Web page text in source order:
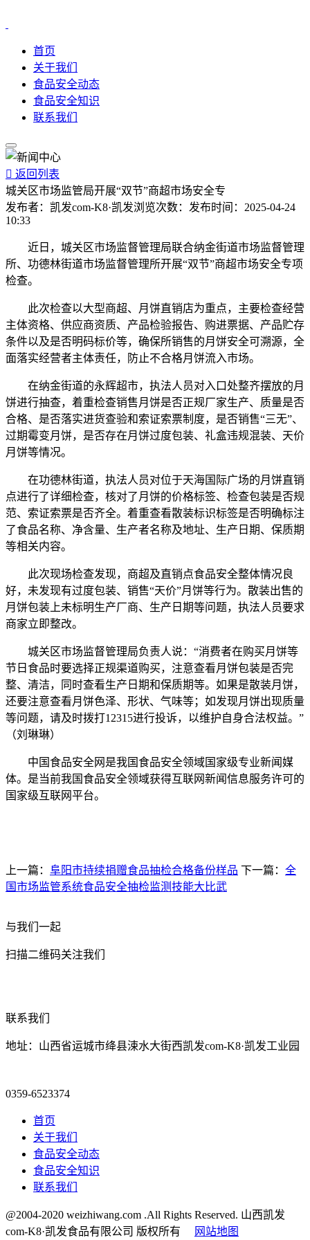
首页
关于我们
食品安全动态
食品安全知识
联系我们
 返回列表
城关区市场监管局开展“双节”商超市场安全专
发布者： 凯发com-K8·凯发浏览次数： 发布时间： 2025-04-24
10:33
近日，城关区市场监督管理局联合纳金街道市场监督管理
所、功德林街道市场监督管理所开展“双节”商超市场安全专项
检查。
此次检查以大型商超、月饼直销店为重点，主要检查经营
主体资格、供应商资质、产品检验报告、购进票据、产品贮存
条件以及是否明码标价等，确保所销售的月饼安全可溯源，全
面落实经营者主体责任，防止不合格月饼流入市场。
在纳金街道的永辉超市，执法人员对入口处整齐摆放的月
饼进行抽查，着重检查销售月饼是否正规厂家生产、质量是否
合格、是否落实进货查验和索证索票制度，是否销售“三无”、
过期霉变月饼，是否存在月饼过度包装、礼盒违规混装、天价
月饼等情况。
在功德林街道，执法人员对位于天海国际广场的月饼直销
点进行了详细检查，核对了月饼的价格标签、检查包装是否规
范、索证索票是否齐全。着重查看散装标识标签是否明确标注
了食品名称、净含量、生产者名称及地址、生产日期、保质期
等相关内容。
此次现场检查发现，商超及直销点食品安全整体情况良
好，未发现有过度包装、销售“天价”月饼等行为。散装出售的
月饼包装上未标明生产厂商、生产日期等问题，执法人员要求
商家立即整改。
城关区市场监督管理局负责人说：“消费者在购买月饼等
节日食品时要选择正规渠道购买，注意查看月饼包装是否完
整、清洁，同时查看生产日期和保质期等。如果是散装月饼，
还要注意查看月饼色泽、形状、气味等；如发现月饼出现质量
等问题，请及时拨打12315进行投诉，以维护自身合法权益。”
（刘琳琳）
中国食品安全网是我国食品安全领域国家级专业新闻媒
体。是当前我国食品安全领域获得互联网新闻信息服务许可的
国家级互联网平台。
上一篇： 阜阳市持续捐赠食品抽检合格备份样品 下一篇： 全
国市场监管系统食品安全抽检监测技能大比武
与我们一起
扫描二维码关注我们
联系我们
地址：山西省运城市绛县涑水大街西凯发com-K8·凯发工业园
0359-6523374
首页
关于我们
食品安全动态
食品安全知识
联系我们
@2004-2020 weizhiwang.com .All Rights Reserved. 山西凯发
com-K8·凯发食品有限公司 版权所有
网站地图